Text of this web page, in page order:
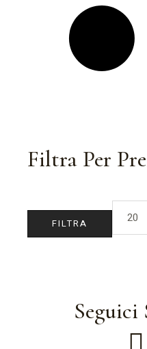
Filtra Per
FILTRA
Seguici